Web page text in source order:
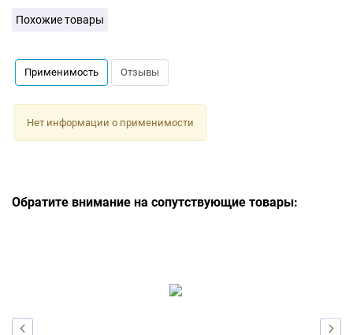
Похожие товары
Применимость Отзывы
Нет информации о применимости
Обратите внимание на сопутствующие товары: